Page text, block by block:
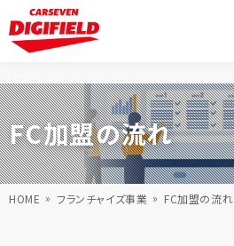
FC加盟の流れ
HOME フランチャイズ事業 FC加盟の流れ